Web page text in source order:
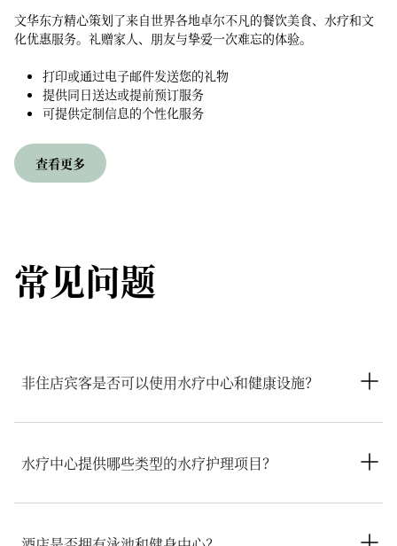
文华东方精心策划了来自世界各地卓尔不凡的餐饮美食、水疗和文
化优惠服务。礼赠家人、朋友与挚爱一次难忘的体验。
打印或通过电子邮件发送您的礼物
提供同日送达或提前预订服务
可提供定制信息的个性化服务
查看更多
常见问题
非住店宾客是否可以使用水疗中心和健康设施？
用及护理项目可能需要预订才能体验。水疗中心团队将在您到访
时为您介绍相关设施。
水疗中心提供哪些类型的水疗护理项目？
护理与双人护理，以及时长较短的健康项目。